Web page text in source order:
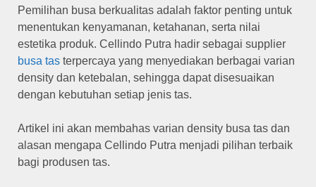
Pemilihan busa berkualitas adalah faktor penting untuk
menentukan kenyamanan, ketahanan, serta nilai
estetika produk. Cellindo Putra hadir sebagai supplier
busa tas terpercaya yang menyediakan berbagai varian
density dan ketebalan, sehingga dapat disesuaikan
dengan kebutuhan setiap jenis tas.
Artikel ini akan membahas varian density busa tas dan
alasan mengapa Cellindo Putra menjadi pilihan terbaik
bagi produsen tas.